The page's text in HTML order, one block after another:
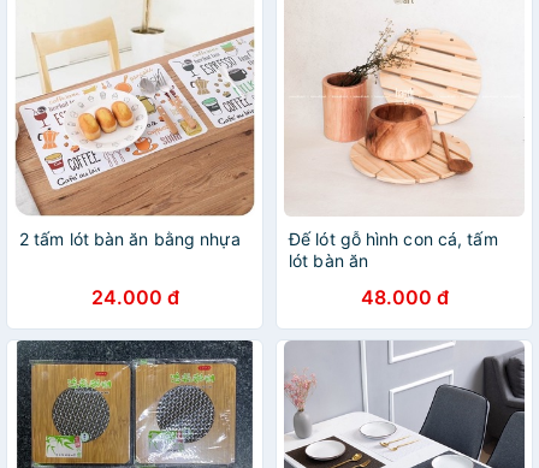
2 tấm lót bàn ăn bằng nhựa
24.000 đ
Đế lót gỗ hình con cá, tấm
lót bàn ăn
48.000 đ